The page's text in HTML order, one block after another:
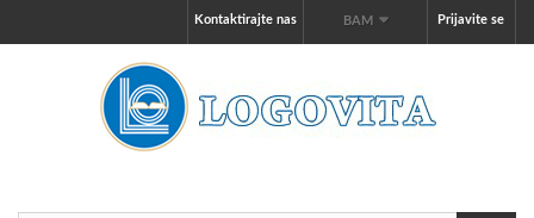
Prijavite se
BAM
Kontaktirajte nas